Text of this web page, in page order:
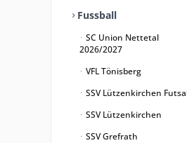
Fussball
SC Union Nettetal
2026/2027
VFL Tönisberg
SSV Lützenkirchen
SSV Lützenkirchen
SSV Grefrath